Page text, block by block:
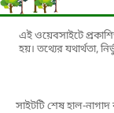
এই ওয়েবসাইটে
হয়। তথ্যের যথার্থতা,
সাইটটি শেষ হাল-